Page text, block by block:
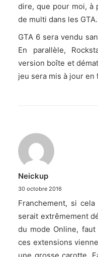
dire, que pour moi, à
de multi dans les GTA.
GTA 6 sera vendu
En parallèle,
version boîte et
jeu sera mis à jour en
Neickup
30 octobre 2016
Franchement, si
serait extrêmement
du mode Online,
ces extensions